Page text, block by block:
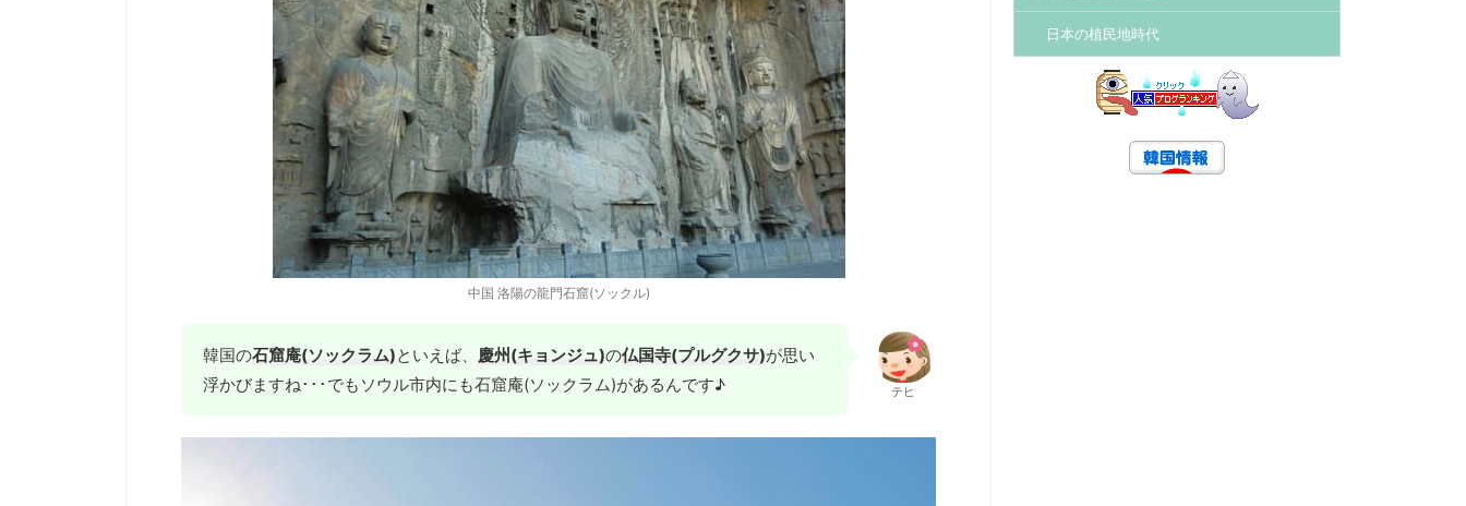
中国 洛陽の龍門石窟(ソックル)
韓国の石窟庵(ソックラム)といえば、 慶州(キョンジュ)の仏国寺(プルグクサ)が思い
浮かびますね･･･でもソウル市内にも石窟庵(ソックラム)があるんです♪
テヒ
日本の植民地時代